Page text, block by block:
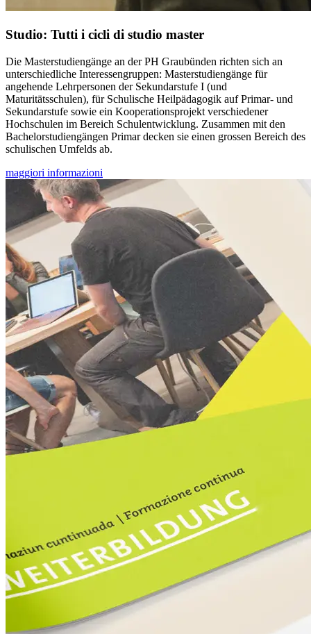
Studio: Tutti i cicli di studio master
Die Masterstudiengänge an der PH Graubünden richten sich an
unterschiedliche Interessengruppen: Masterstudiengänge für
angehende Lehrpersonen der Sekundarstufe I (und
Maturitätsschulen), für Schulische Heilpädagogik auf Primar- und
Sekundarstufe sowie ein Kooperationsprojekt verschiedener
Hochschulen im Bereich Schulentwicklung. Zusammen mit den
Bachelorstudiengängen Primar decken sie einen grossen Bereich des
schulischen Umfelds ab.
maggiori informazioni